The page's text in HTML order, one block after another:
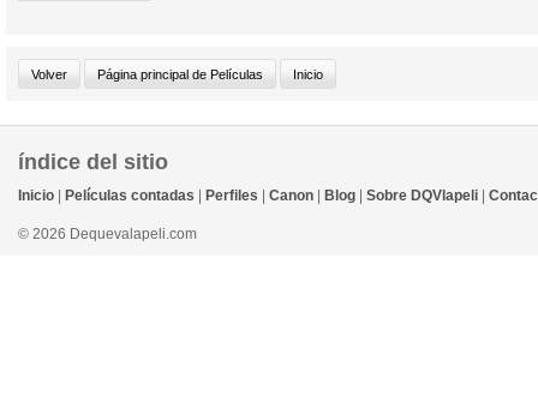
índice del sitio
Inicio Películas contadas Perfiles Canon Blog Sobre DQVlapeli
© 2026 Dequevalapeli.com